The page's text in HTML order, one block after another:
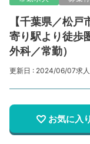
【千葉県／松
寄り駅より徒歩
外科／常勤）
更新日 : 2024/06/07求
お気に入り